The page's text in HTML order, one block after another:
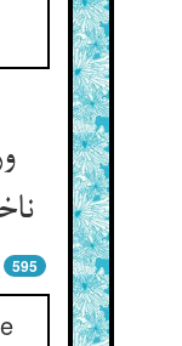
595